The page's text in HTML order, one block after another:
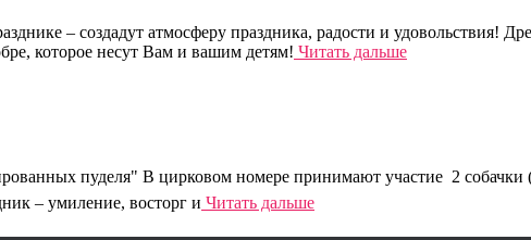
– создадут атмосферу праздника, радости и удовольствия!
которое несут Вам и вашим детям! Читать дальше
пуделя" В цирковом номере принимают участие 2
– умиление, восторг и Читать дальше